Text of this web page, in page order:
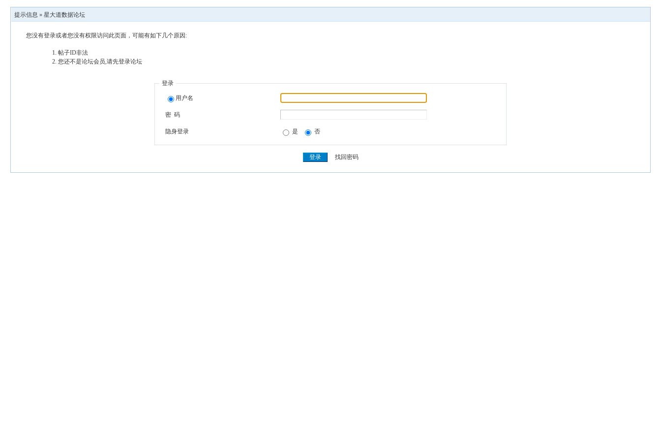
提示信息 » 星大道数据论坛
您没有登录或者您没有权限访问此页面，可能有如下几个原因:
帖子ID非法
您还不是论坛会员,请先登录论坛
登录
用户名
密 码
隐身登录 是 否
找回密码